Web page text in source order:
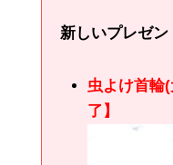
新しいプレゼン
虫よけ首輪
了】